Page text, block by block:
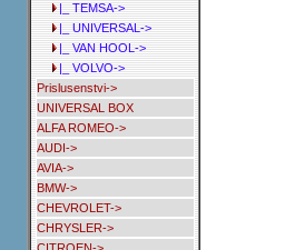
|_ TEMSA->
|_ UNIVERSAL->
|_ VAN HOOL->
|_ VOLVO->
Prislusenstvi->
UNIVERSAL BOX
ALFA ROMEO->
AUDI->
AVIA->
BMW->
CHEVROLET->
CHRYSLER->